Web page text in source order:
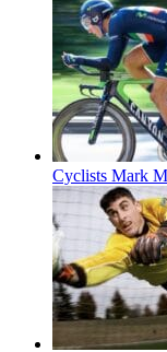
Cyclists Mark